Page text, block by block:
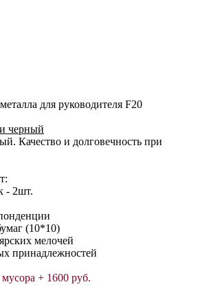
для руководителя F20
черный
Качество и долговечность при
- 2шт.
(10*10)
мелочей
принадлежностей
+ 1600 руб.